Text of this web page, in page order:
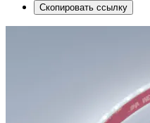
Скопировать ссылку